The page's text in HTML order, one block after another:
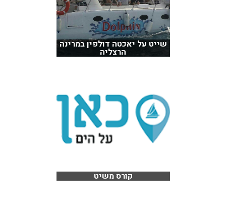
שייט על יאכטה דולפין במרינה
הרצליה
קורס משיט